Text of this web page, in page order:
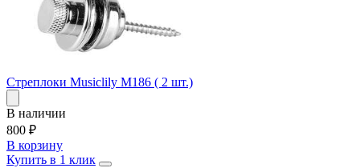
Стреплоки Musiclily M186 ( 2 шт.)
В наличии
800 ₽
В корзину
Купить в 1 клик